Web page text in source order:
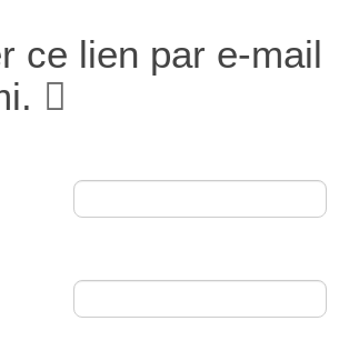
ce lien par e-mail